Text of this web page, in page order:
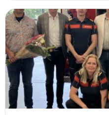
Lees
meer
over
Nieuwe
overeenkomst
voor
onderhoud
waterpompen
brandweervoertuigen